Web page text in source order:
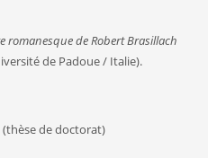
romanesque de Robert Brasillach
de Padoue / Italie).
(thèse de doctorat)